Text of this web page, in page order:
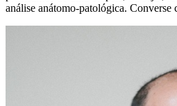
análise anátomo-patológica. Converse